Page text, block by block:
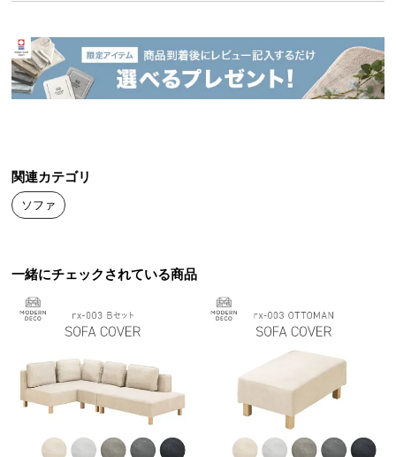
配
送
料
て
大
品
の
配
に
つ
い
関連カテゴリ
ソファ
一緒にチェックされている商品